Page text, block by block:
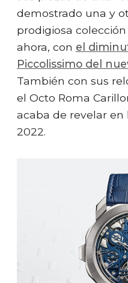
demostrado una y
prodigiosa
ahora, con el
Piccolissimo del
También con sus
el Octo Roma
acaba de revelar en
2022.